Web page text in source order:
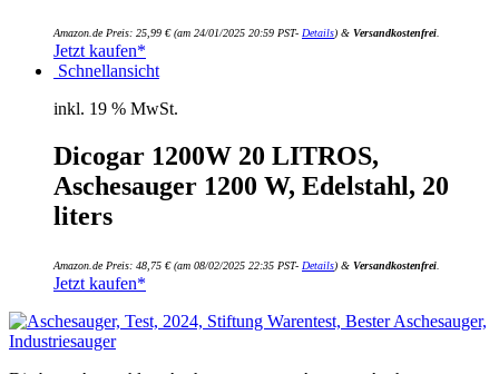
Amazon.de Preis: 25,99 €(am 24/01/2025 20:59 PST- Details) & Versandkostenfrei
Jetzt kaufen*
Schnellansicht
inkl. 19 % MwSt.
Dicogar 1200W 20 LITROS,
Aschesauger 1200 W, Edelstahl, 20
liters
Amazon.de Preis: 48,75 €(am 08/02/2025 22:35 PST- Details) & Versandkostenfrei
Jetzt kaufen*